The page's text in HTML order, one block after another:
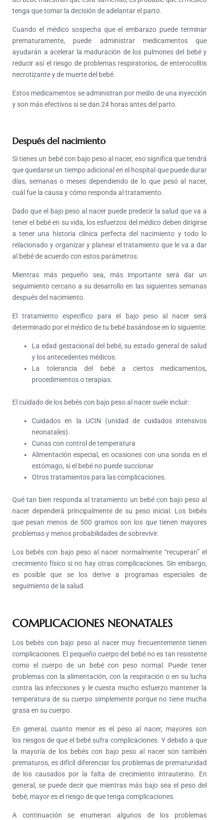
tenga que tomar la decisión de adelantar el parto.
Cuando el médico sospecha que el embarazo puede terminar
prematuramente, puede administrar medicamentos que
ayudarán a acelerar la maduración de los pulmones del bebé y
reducir así el riesgo de problemas respiratorios, de enterocolitis
necrotizante y de muerte del bebé.
Estos medicamentos se administran por medio de una inyección
y son más efectivos si se dan 24 horas antes del parto.
Después del nacimiento
Si tienes un bebé con bajo peso al nacer, eso significa que tendrá
que quedarse un tiempo adicional en el hospital que puede durar
días, semanas o meses dependiendo de lo que pesó al nacer,
cuál fue la causa y cómo responda al tratamiento.
Dado que el bajo peso al nacer puede predecir la salud que va a
tener el bebé en su vida, los esfuerzos del médico deben dirigirse
a tener una historia clínica perfecta del nacimiento y todo lo
relacionado y organizar y planear el tratamiento que le va a dar
al bebé de acuerdo con estos parámetros.
Mientras más pequeño sea, más importante será dar un
seguimiento cercano a su desarrollo en las siguientes semanas
después del nacimiento.
El tratamiento específico para el bajo peso al nacer será
determinado por el médico de tu bebé basándose en lo siguiente:
La edad gestacional del bebé, su estado general de salud
y los antecedentes médicos.
La tolerancia del bebé a ciertos medicamentos,
procedimientos o terapias.
El cuidado de los bebés con bajo peso al nacer suele incluir:
Cuidados en la UCIN (unidad de cuidados intensivos
neonatales).
Cunas con control de temperatura
Alimentación especial, en ocasiones con una sonda en el
estómago, si el bebé no puede succionar
Otros tratamientos para las complicaciones.
Qué tan bien responda al tratamiento un bebé con bajo peso al
nacer dependerá principalmente de su peso inicial. Los bebés
que pesan menos de 500 gramos son los que tienen mayores
problemas y menos probabilidades de sobrevivir.
Los bebés con bajo peso al nacer normalmente “recuperan” el
crecimiento físico si no hay otras complicaciones. Sin embargo,
es posible que se los derive a programas especiales de
seguimiento de la salud.
COMPLICACIONES NEONATALES
Los bebés con bajo peso al nacer muy frecuentemente tienen
complicaciones. El pequeño cuerpo del bebé no es tan resistente
como el cuerpo de un bebé con peso normal. Puede tener
problemas con la alimentación, con la respiración o en su lucha
contra las infecciones y le cuesta mucho esfuerzo mantener la
temperatura de su cuerpo simplemente porque no tiene mucha
grasa en su cuerpo.
En general, cuanto menor es el peso al nacer, mayores son
los riesgos de que el bebé sufra complicaciones. Y debido a que
la mayoría de los bebés con bajo peso al nacer son también
prematuros, es difícil diferenciar los problemas de prematuridad
de los causados por la falta de crecimiento intrauterino. En
general, se puede decir que mientras más bajo sea el peso del
bebé, mayor es el riesgo de que tenga complicaciones.
A continuación se enumeran algunos de los problemas